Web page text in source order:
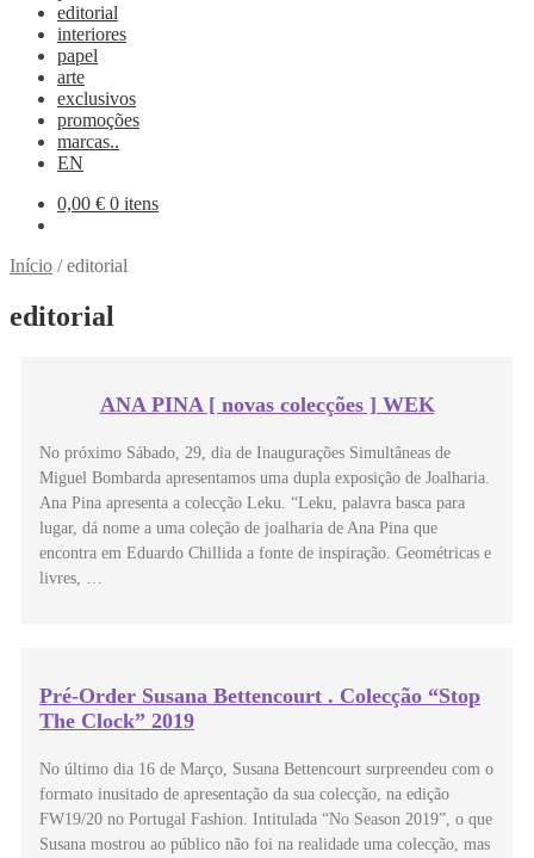
editorial
interiores
papel
arte
exclusivos
promoções
marcas..
EN
0,00 € 0 itens
Início /editorial
editorial
ANA PINA [ novas colecções ] WEK
No próximo Sábado, 29, dia de Inaugurações Simultâneas de
Miguel Bombarda apresentamos uma dupla exposição de Joalharia.
Ana Pina apresenta a colecção Leku. “Leku, palavra basca para
lugar, dá nome a uma coleção de joalharia de Ana Pina que
encontra em Eduardo Chillida a fonte de inspiração. Geométricas e
livres, …
Pré-Order Susana Bettencourt . Colecção “Stop
The Clock” 2019
No último dia 16 de Março, Susana Bettencourt surpreendeu com o
formato inusitado de apresentação da sua colecção, na edição
FW19/20 no Portugal Fashion. Intitulada “No Season 2019”, o que
Susana mostrou ao público não foi na realidade uma colecção, mas